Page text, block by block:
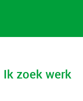
Ik zoek werk